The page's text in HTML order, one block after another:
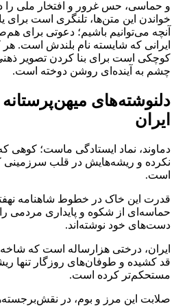
و حماسی، حس غرور و افتخار ملی را
خواندن این متن‌ها، تلنگری است برای
آنچه می‌توانیم باشیم؛ دعوتی برای
ایرانی که شایسته نام بلندش است. هر
کوچکی است برای بنا کردن تصویر
چشم به آینده‌ای روشن دوخته است.
دلنوشته‌های
ایران
دماوند، نماد ایستادگی ماست؛ کوهی
نکرده و ریشه‌هایش در قلب سرزمینی
است.
قدرت این خاک در خطوط شاهنامه
حماسه‌ای از شکوه و پایداری مردمی را
دست‌های خود نوشته‌اند.
ایران، درختی هزار‌ساله است که
قد کشیده و طوفان‌های روزگار تنها
مستحکم‌تر کرده است.
صلابت این مرز و بوم، در